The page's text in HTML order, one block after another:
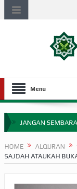
Menu
JANGAN
MIMPI YANG
HOME ALQURAN
SAJDAH ATAUKAH